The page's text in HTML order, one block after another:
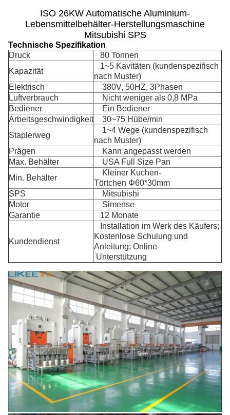
ISO 26KW Automatische Aluminium-
Lebensmittelbehälter-Herstellungsmaschine
Mitsubishi SPS
Technische Spezifikation
Druck
80 Tonnen
Kapazität
1~5 Kavitäten (kundenspezifisch
nach Muster)
Elektrisch
380V, 50HZ, 3Phasen
Luftverbrauch
Nicht weniger als 0,8 MPa
Bediener
Ein Bediener
Arbeitsgeschwindigkeit 30~75 Hübe/min
Staplerweg
1~4 Wege (kundenspezifisch
nach Muster)
Prägen
Kann angepasst werden
Max. Behälter
USA Full Size Pan
Min. Behälter
Kleiner Kuchen-
Törtchen Φ60*30mm
SPS
Mitsubishi
Motor
Simense
Garantie
12 Monate
Kundendienst
Installation im Werk des Käufers;
Kostenlose Schulung und
Anleitung; Online-
Unterstützung